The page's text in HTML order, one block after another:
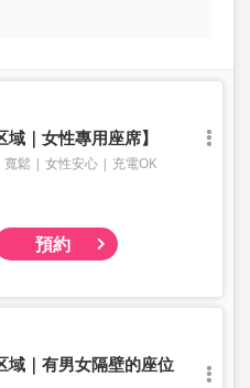
｜女性專用座席】
寬鬆 女性安心
充電OK
預約
域｜有男女隔壁的座位